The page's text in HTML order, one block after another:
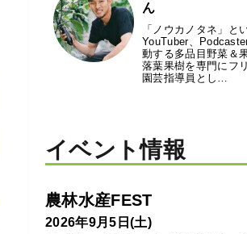
ん
「ノウカノタネ」と
YouTuber、
動する多品目野菜＆
落葉果樹を専門にフ
園芸指導員とし…
イベント情報
農林水産FEST
2026年9月5日(土)